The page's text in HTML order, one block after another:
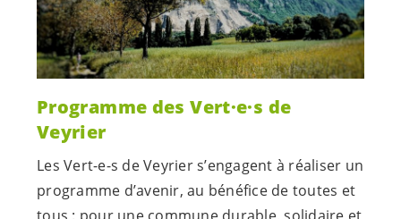
Programme desVert·e·s de
Veyrier
Les Vert-e-s de Veyrier s’engagent à réaliser un
programme d’avenir, au bénéfice de toutes et